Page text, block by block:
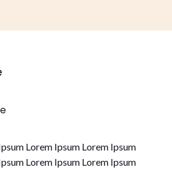
Lorem Ipsum Lorem Ipsum
Lorem Ipsum Lorem Ipsum